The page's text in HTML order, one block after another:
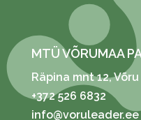
MTÜ VÕRUMAA
Räpina mnt 12,
+372 526 6832
info@voruleader.ee